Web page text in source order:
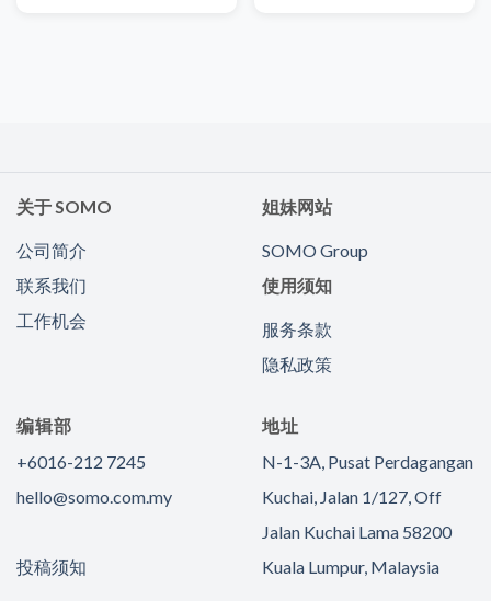
关于 SOMO
公司简介
联系我们
工作机会
姐妹网站
SOMO Group
使用须知
服务条款
隐私政策
编辑部
+6016-212 7245
hello@somo.com.my
投稿须知
地址
N-1-3A, Pusat Perdagangan
Kuchai, Jalan 1/127, Off
Jalan Kuchai Lama 58200
Kuala Lumpur, Malaysia